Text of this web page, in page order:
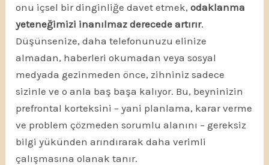
onu içsel bir dinginliğe davet etmek,odaklanma
yeteneğimizi inanılmaz derecede artırır.
Düşünsenize, daha telefonunuzu elinize
almadan, haberleri okumadan veya sosyal
medyada gezinmeden önce, zihniniz sadece
sizinle ve o anla baş başa kalıyor. Bu, beyninizin
prefrontal korteksini – yani planlama, karar verme
ve problem çözmeden sorumlu alanını – gereksiz
bilgi yükünden arındırarak daha verimli
çalışmasına olanak tanır.